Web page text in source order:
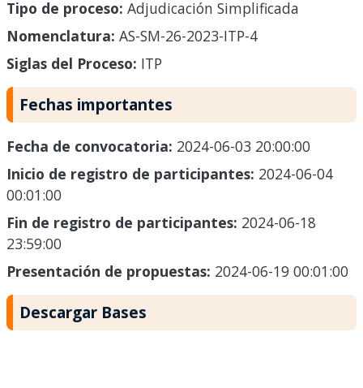
Tipo de proceso: Adjudicación Simplificada
Nomenclatura: AS-SM-26-2023-ITP-4
Siglas del Proceso: ITP
Fechas importantes
Fecha de convocatoria: 2024-06-03 20:00:00
Inicio de registro de participantes: 2024-06-04
00:01:00
Fin de registro de participantes: 2024-06-18
23:59:00
Presentación de propuestas: 2024-06-19 00:01:00
Descargar Bases